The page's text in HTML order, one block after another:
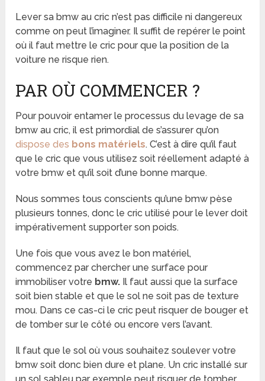
Lever sa bmw au cric n’est pas difficile ni dangereux
comme on peut l’imaginer. Il suffit de repérer le point
où il faut mettre le cric pour que la position de la
voiture ne risque rien.
PAR OÙ COMMENCER ?
Pour pouvoir entamer le processus du levage de sa
bmw au cric, il est primordial de s’assurer qu’on
dispose des bons matériels. C’est à dire qu’il faut
que le cric que vous utilisez soit réellement adapté à
votre bmw et qu’il soit d’une bonne marque.
Nous sommes tous conscients qu’une bmw pèse
plusieurs tonnes, donc le cric utilisé pour le lever doit
impérativement supporter son poids.
Une fois que vous avez le bon matériel,
commencez par chercher une surface pour
immobiliser votre bmw. Il faut aussi que la surface
soit bien stable et que le sol ne soit pas de texture
mou. Dans ce cas-ci le cric peut risquer de bouger et
de tomber sur le côté ou encore vers l’avant.
Il faut que le sol où vous souhaitez soulever votre
bmw soit donc bien dure et plane. Un cric installé sur